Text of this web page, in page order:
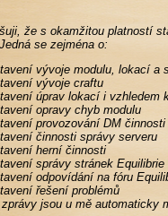
že s okamžitou platností
se zejména o:
vývoje modulu, lokací a
vývoje craftu
úprav lokací i vzhledem
opravy chyb modulu
provozování DM činnosti
činnosti správy serveru
herní činnosti
správy stránek Equilibrie
odpovídání na fóru
řešení problémů
jsou u mě automaticky